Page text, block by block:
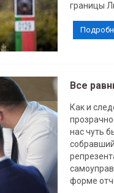
границы
Все
Как и
нас чуть
форме